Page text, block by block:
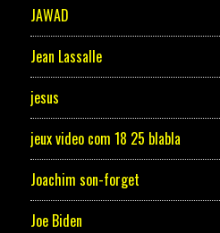
JAWAD
Jean Lassalle
jesus
jeux video com 18 25 blabla
Joachim son-forget
Joe Biden